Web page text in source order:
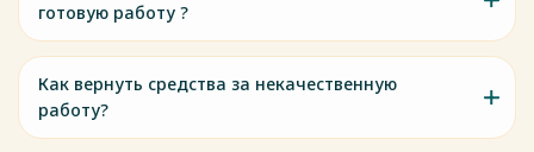
готовую работу ?
Как вернуть средства за некачественную
работу?